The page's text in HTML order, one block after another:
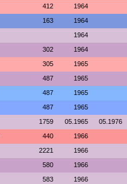
412 1964
163 1964
1964
302 1964
305 1965
487 1965
487 1965
487 1965
1759 05.1965 05.1976
440 1966
2221 1966
580 1966
583 1966